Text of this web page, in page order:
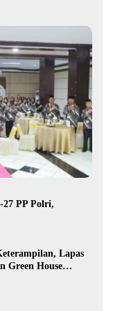
PP Polri,
Lapas
Green House